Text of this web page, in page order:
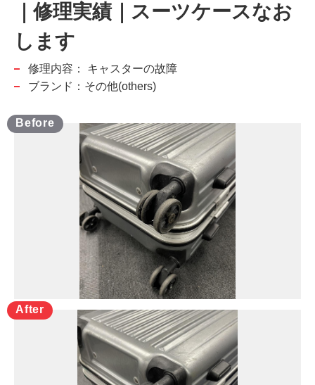
｜修理実績｜スーツケースなお
します
修理内容：
キャスターの故障
ブランド：その他(others)